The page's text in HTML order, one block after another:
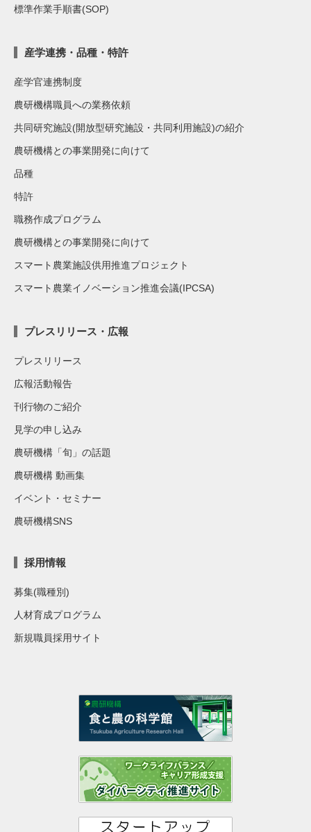
標準作業手順書(SOP)
産学連携・品種・特許
産学官連携制度
農研機構職員への業務依頼
共同研究施設(開放型研究施設・共同利用施設)の紹介
農研機構との事業開発に向けて
品種
特許
職務作成プログラム
農研機構との事業開発に向けて
スマート農業施設供用推進プロジェクト
スマート農業イノベーション推進会議(IPCSA)
プレスリリース・広報
プレスリリース
広報活動報告
刊行物のご紹介
見学の申し込み
農研機構「旬」の話題
農研機構 動画集
イベント・セミナー
農研機構SNS
採用情報
募集(職種別)
人材育成プログラム
新規職員採用サイト